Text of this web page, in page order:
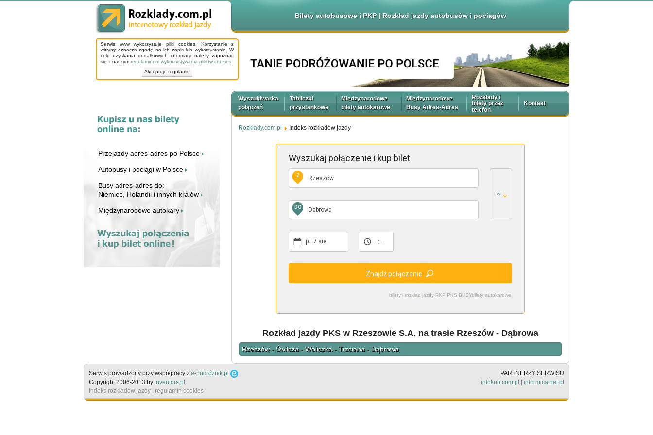
Bilety autobusowe i PKP | Rozkład jazdy autobusów i pociągów
Serwis www wykorzystuje pliki cookies. Korzystanie z
witryny oznacza zgodę na ich zapis lub wykorzystanie. W
celu uzyskania dodatkowych informacji należy zapoznać
się z naszym regulaminem wykorzystywania plików cookies
Akceptuję regulamin
Przejazdy adres-adres po Polsce
Autobusy i pociągi w Polsce
Busy adres-adres do:
Niemiec, Holandii i innych krajów
Międzynarodowe autokary
Wyszukiwarka
połączeń
Tabliczki
przystankowe
Międzynarodowe
bilety autokarowe
Międzynarodowe
Busy Adres-Adres
Rozkłady i
bilety przez
telefon
Kontakt
Rozklady.com.pl Indeks rozkładów jazdy
bilety i rozkład jazdy PKP PKS BUSYbilety autokarowe
Wyszukaj połączenie i kup bilet
Z
DO
pt. 7 sie. -- : --
Znajdź połączenie
Rozkład jazdy PKS w Rzeszowie S.A. na trasie Rzeszów - Dąbrowa
Rzeszów - Świlcza - Woliczka - Trzciana - Dąbrowa
Serwis prowadzony przy współpracy z e-podróżnik.pl
Copyright 2006-2013 by inventors.pl
Indeks rozkładów jazdy | regulamin cookies
PARTNERZY SERWISU
infokub.com.pl | informica.net.pl